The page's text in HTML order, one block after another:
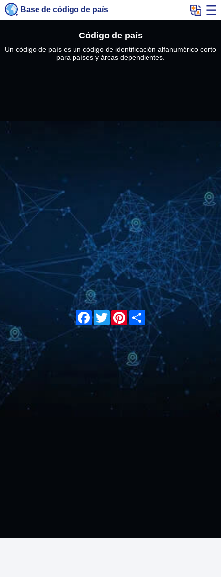
Base de código de país
Código de país
Un código de país es un código de identificación alfanumérico corto
para países y áreas dependientes.
Facebook
TwitterPinterest
Share